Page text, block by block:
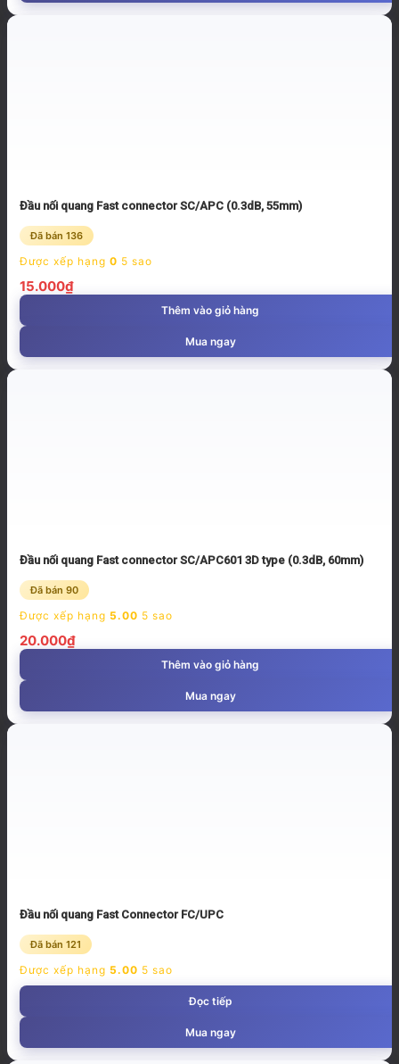
Đầu nối quang Fast connector SC/APC (0.3dB, 55mm)
Đã bán 136
Được xếp hạng 0 5 sao
15.000₫
Thêm vào giỏ hàng
Mua ngay
Đầu nối quang Fast connector SC/APC601 3D type (0.3dB, 60mm)
Đã bán 90
Được xếp hạng 5.00 5 sao
20.000₫
Thêm vào giỏ hàng
Mua ngay
Đầu nối quang Fast Connector FC/UPC
Đã bán 121
Được xếp hạng 5.00 5 sao
Đọc tiếp
Mua ngay